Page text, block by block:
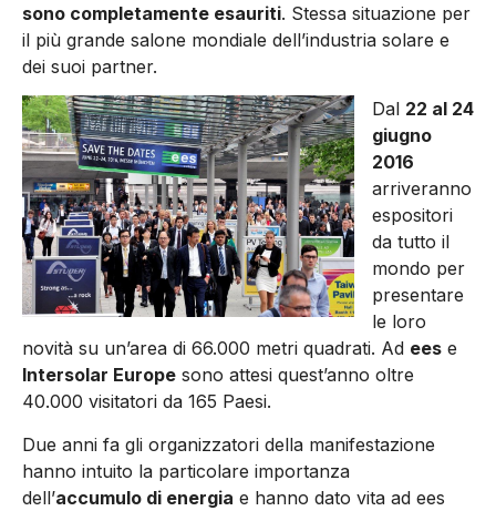
sono completamente esauriti. Stessa situazione per
il più grande salone mondiale dell’industria solare e
dei suoi partner.
Dal 22 al 24
giugno
2016
arriveranno
espositori
da tutto il
mondo per
presentare
le loro
novità su un’area di 66.000 metri quadrati. Ad ees e
Intersolar Europe sono attesi quest’anno oltre
40.000 visitatori da 165 Paesi.
Due anni fa gli organizzatori della manifestazione
hanno intuito la particolare importanza
dell’accumulo di energia e hanno dato vita ad ees